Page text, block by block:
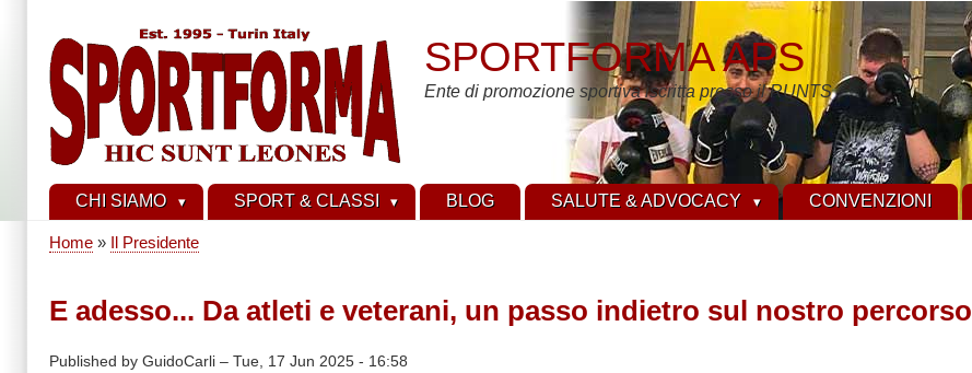
content
SPORTFORMA APS
Ente di promozione sportiva iscritta presso il RUNTS
CHI SIAMO SPORT & CLASSI BLOG SALUTE & ADVOCACY CONVENZIONI
Home Il Presidente
E adesso... Da atleti e veterani, un passo indietro sul nostro percorso
Published by GuidoCarli – Tue, 17 Jun 2025 - 16:58